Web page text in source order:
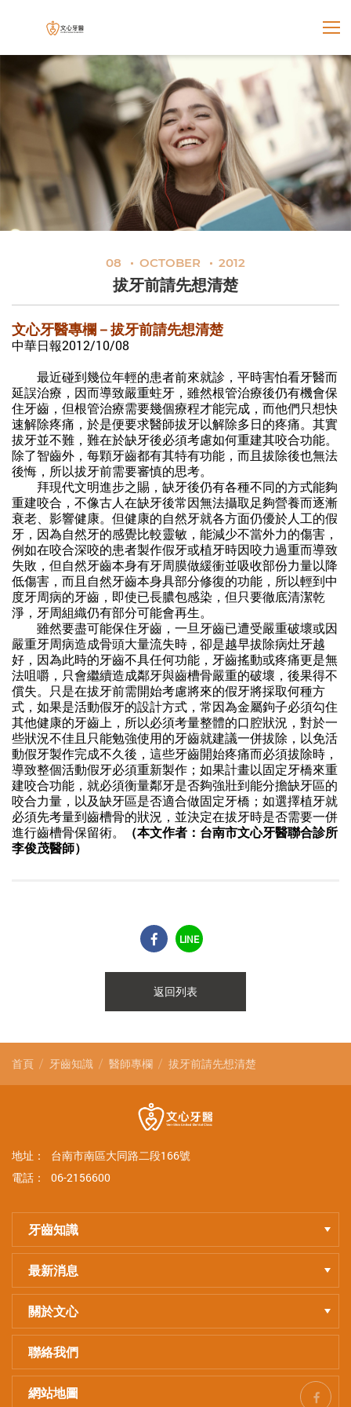
文心牙醫聯合診所
展開
08 OCTOBER 2012
拔牙前請先想清楚
文心牙醫專欄－拔牙前請先想清楚
中華日報2012/10/08
最近碰到幾位年輕的患者前來就診，平時害怕看牙醫而
延誤治療，因而導致嚴重蛀牙，雖然根管治療後仍有機會保
住牙齒，但根管治療需要幾個療程才能完成，而他們只想快
速解除疼痛，於是便要求醫師拔牙以解除多日的疼痛。其實
拔牙並不難，難在於缺牙後必須考慮如何重建其咬合功能。
除了智齒外，每顆牙齒都有其特有功能，而且拔除後也無法
後悔，所以拔牙前需要審慎的思考。
拜現代文明進步之賜，缺牙後仍有各種不同的方式能夠
重建咬合，不像古人在缺牙後常因無法攝取足夠營養而逐漸
衰老、影響健康。但健康的自然牙就各方面仍優於人工的假
牙，因為自然牙的感覺比較靈敏，能減少不當外力的傷害，
例如在咬合深咬的患者製作假牙或植牙時因咬力過重而導致
失敗，但自然牙齒本身有牙周膜做緩衝並吸收部份力量以降
低傷害，而且自然牙齒本身具部分修復的功能，所以輕到中
度牙周病的牙齒，即使已長膿包感染，但只要徹底清潔乾
淨，牙周組織仍有部分可能會再生。
雖然要盡可能保住牙齒，一旦牙齒已遭受嚴重破壞或因
嚴重牙周病造成骨頭大量流失時，卻是越早拔除病灶牙越
好，因為此時的牙齒不具任何功能，牙齒搖動或疼痛更是無
法咀嚼，只會繼續造成鄰牙與齒槽骨嚴重的破壞，後果得不
償失。只是在拔牙前需開始考慮將來的假牙將採取何種方
式，如果是活動假牙的設計方式，常因為金屬鉤子必須勾住
其他健康的牙齒上，所以必須考量整體的口腔狀況，對於一
些狀況不佳且只能勉強使用的牙齒就建議一併拔除，以免活
動假牙製作完成不久後，這些牙齒開始疼痛而必須拔除時，
導致整個活動假牙必須重新製作；如果計畫以固定牙橋來重
建咬合功能，就必須衡量鄰牙是否夠強壯到能分擔缺牙區的
咬合力量，以及缺牙區是否適合做固定牙橋；如選擇植牙就
必須先考量到齒槽骨的狀況，並決定在拔牙時是否需要一併
進行齒槽骨保留術。
（本文作者：台南市文心牙醫聯合診所
李俊茂醫師）
LINE
返回列表
首頁 牙齒知識 醫師專欄 拔牙前請先想清楚
地址：
台南市南區大同路二段166號
電話：
06-2156600
牙齒知識
最新消息
關於文心
聯絡我們
網站地圖